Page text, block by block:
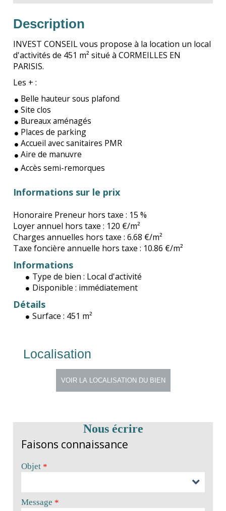
Description
INVEST CONSEIL vous propose à la location un local
d'activités de 451 m² situé à CORMEILLES EN
PARISIS.
Les + :
Belle hauteur sous plafond
Site clos
Bureaux aménagés
Places de parking
Accueil avec sanitaires PMR
Aire de manuvre
Accès semi-remorques
Informations sur le prix
Honoraire Preneur hors taxe : 15 %
Loyer annuel hors taxe : 120 €/m²
Charges annuelles hors taxe : 6.68 €/m²
Taxe foncière annuelle hors taxe : 10.86 €/m²
Informations
Type de bien : Local d'activité
Disponible : immédiatement
Détails
Surface : 451 m²
Localisation
Nous écrire
Faisons connaissance
Objet *
Message *